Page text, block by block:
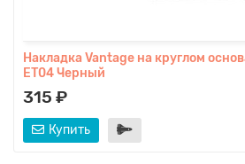
Накладка Vantage на круглом
ET04 Черный
315 ₽
Купить